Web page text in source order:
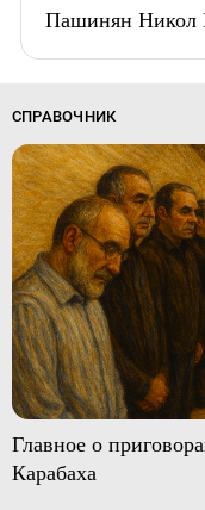
Пашинян Никол
СПРАВОЧНИК
Главное о
Карабаха